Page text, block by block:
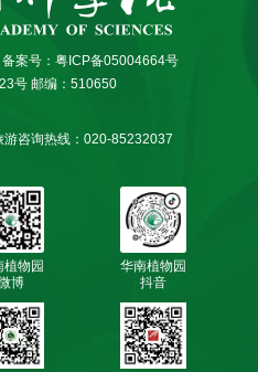
备案号：粤ICP备05004664号
号 邮编：510650
游咨询热线：020-85232037
植物园
博
华南植物园
抖音